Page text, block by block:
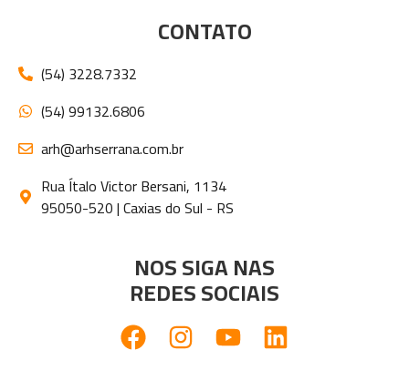
CONTATO
(54) 3228.7332
(54) 99132.6806
arh@arhserrana.com.br
Rua Ítalo Victor Bersani, 1134
95050-520 | Caxias do Sul - RS
NOS SIGA NAS
REDES SOCIAIS